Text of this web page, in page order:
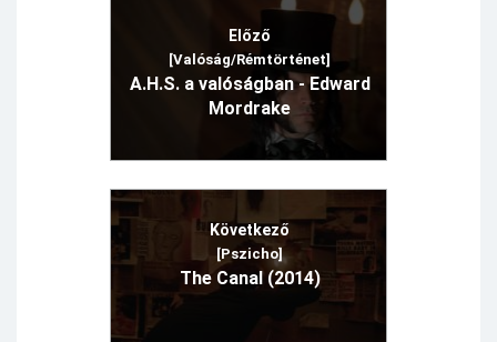
Előző
[Valóság/Rémtörténet]
A.H.S. a valóságban - Edward
Mordrake
Következő
[Pszicho]
The Canal (2014)